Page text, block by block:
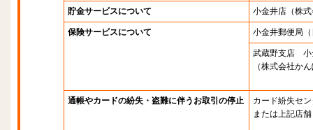
貯金サービスについて 小金井店 （株
保険サービスについて 小金井郵便局
武蔵野支店 小
（株式会社か
通帳やカードの紛失・盗難に伴うお取引の停止
カード紛失セ
または上記店舗